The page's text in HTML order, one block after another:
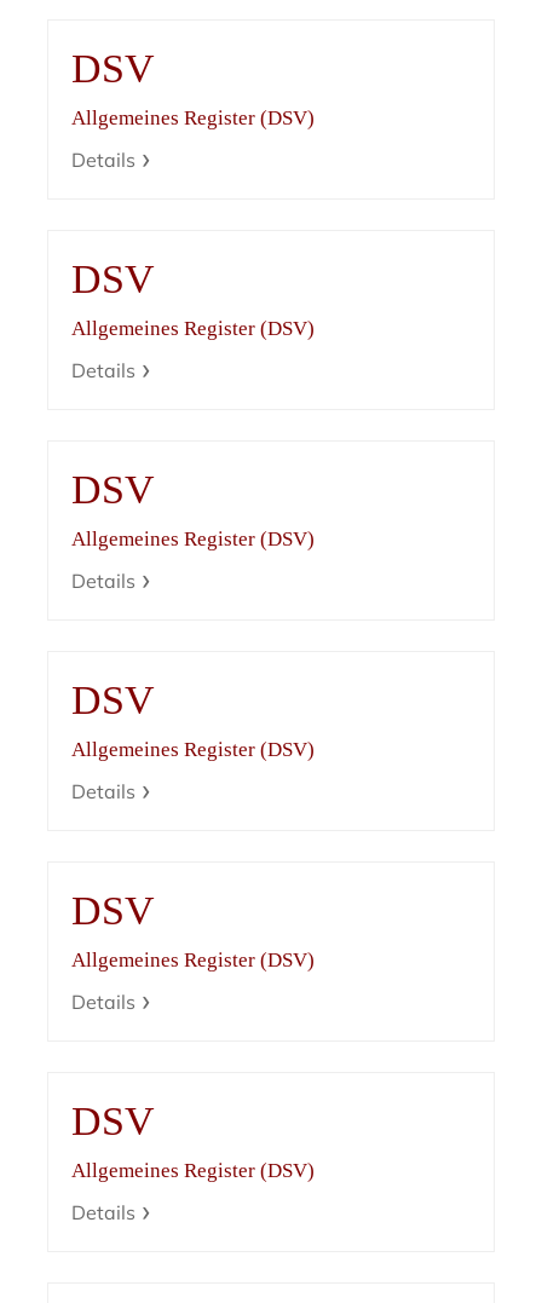
DSV
Allgemeines Register (DSV)
Details
DSV
Allgemeines Register (DSV)
Details
DSV
Allgemeines Register (DSV)
Details
DSV
Allgemeines Register (DSV)
Details
DSV
Allgemeines Register (DSV)
Details
DSV
Allgemeines Register (DSV)
Details